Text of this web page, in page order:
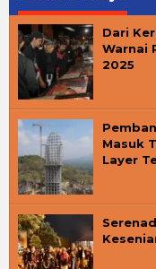
Dari
Warnai
2025
Masuk
Layer